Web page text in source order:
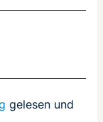
gelesen und